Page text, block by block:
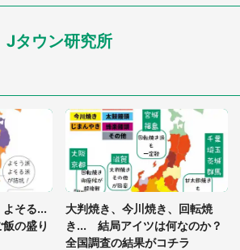
あげると思って、あなたにこれをあげる」
ゾワする」「本当に気持ち悪い」 道端でバ
ってた〝野生の野菜〟に6.5万人戦慄
怖症の私は新幹線で大パニック。隣席の青
を繋いで』とお願いしたら...」 体験談に
動
Jタウン研究所
よそる...
の盛り
大判焼き、今川焼き、回転焼
き... 結局アイツは何なのか？
全国調査の結果がコチラ